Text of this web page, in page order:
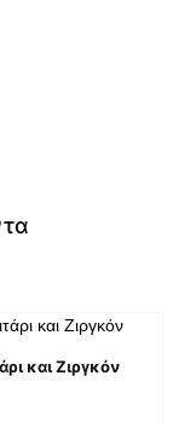
και Ζιργκόν